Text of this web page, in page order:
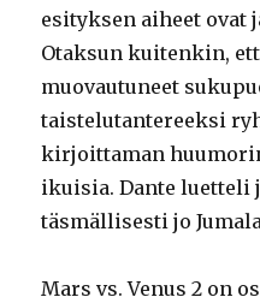
esityksen aiheet
Otaksun kuitenkin,
muovautuneet
taistelutantereeksi
kirjoittaman
ikuisia. Dante luetteli
täsmällisesti jo
Mars vs. Venus 2 on